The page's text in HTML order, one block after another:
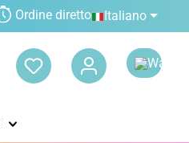
Ordine diretto Italiano